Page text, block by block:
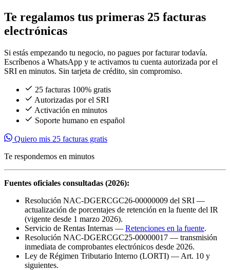
Te regalamos tus primeras 25 facturas
electrónicas
Si estás empezando tu negocio, no pagues por facturar todavía.
Escríbenos a WhatsApp y te activamos tu cuenta autorizada por el
SRI en minutos. Sin tarjeta de crédito, sin compromiso.
25 facturas 100% gratis
Autorizadas por el SRI
Activación en minutos
Soporte humano en español
Quiero mis 25 facturas gratis
Te respondemos en minutos
Fuentes oficiales consultadas (2026):
Resolución NAC-DGERCGC26-00000009 del SRI —
actualización de porcentajes de retención en la fuente del IR
(vigente desde 1 marzo 2026).
Servicio de Rentas Internas — Retenciones en la fuente.
Resolución NAC-DGERCGC25-00000017 — transmisión
inmediata de comprobantes electrónicos desde 2026.
Ley de Régimen Tributario Interno (LORTI) — Art. 10 y
siguientes.